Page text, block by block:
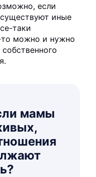
если
иные
таки
то можно и нужно
мамы